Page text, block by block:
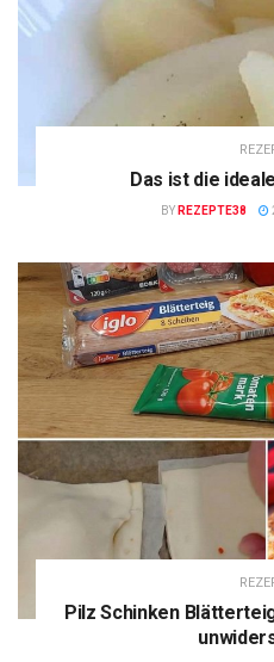
Das ist die
BY REZEPTE38
Pilz Schinken